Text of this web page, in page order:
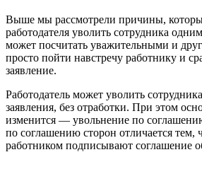
Выше мы рассмотрели причины,
работодателя уволить сотрудника
может посчитать уважительными и
просто пойти навстречу работнику и
заявление.
Работодатель может уволить
заявления, без отработки. При этом
изменится — увольнение по
по соглашению сторон отличается тем,
работником подписывают соглашение